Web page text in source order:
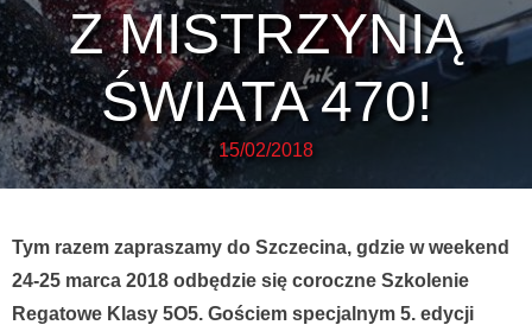
Z MISTRZYNIĄ
ŚWIATA 470!
15/02/2018
Tym razem zapraszamy do Szczecina, gdzie w weekend
24-25 marca 2018 odbędzie się coroczne Szkolenie
Regatowe Klasy 5O5. Gościem specjalnym 5. edycji